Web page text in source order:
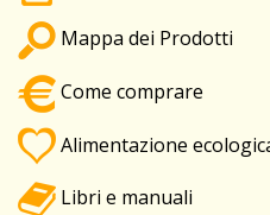
Mappa dei Prodotti
Come comprare
Alimentazione
Libri e manuali